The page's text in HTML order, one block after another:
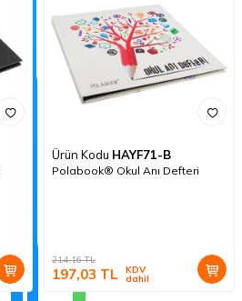
Ürün Kodu HAYF71-B
Polabook® Okul Anı Defteri
214,16TL
197,03 TL KDV
dahil